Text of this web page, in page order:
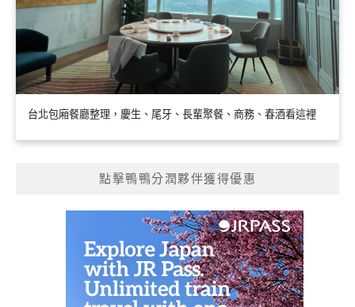
台北包廂餐廳整理，慶生、尾牙、長輩聚餐、商務、春酒看這裡
點擊鴨鴨分潤夥伴獲得優惠